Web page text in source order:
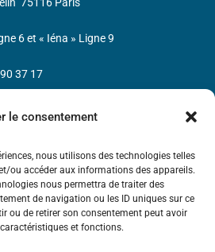
le consentement
nous utilisons des technologies telles
ou accéder aux informations des appareils.
nous permettra de traiter des
de navigation ou les ID uniques sur ce
ou de retirer son consentement peut avoir
et fonctions.
découvertes d’André-
6 et « Iéna » Ligne 9
37 17
Code APE : 9412Z TVA intra-
393 232